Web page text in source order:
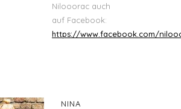
Nilooorac auch
auf Facebook:
https://www.facebook.com/
NINA